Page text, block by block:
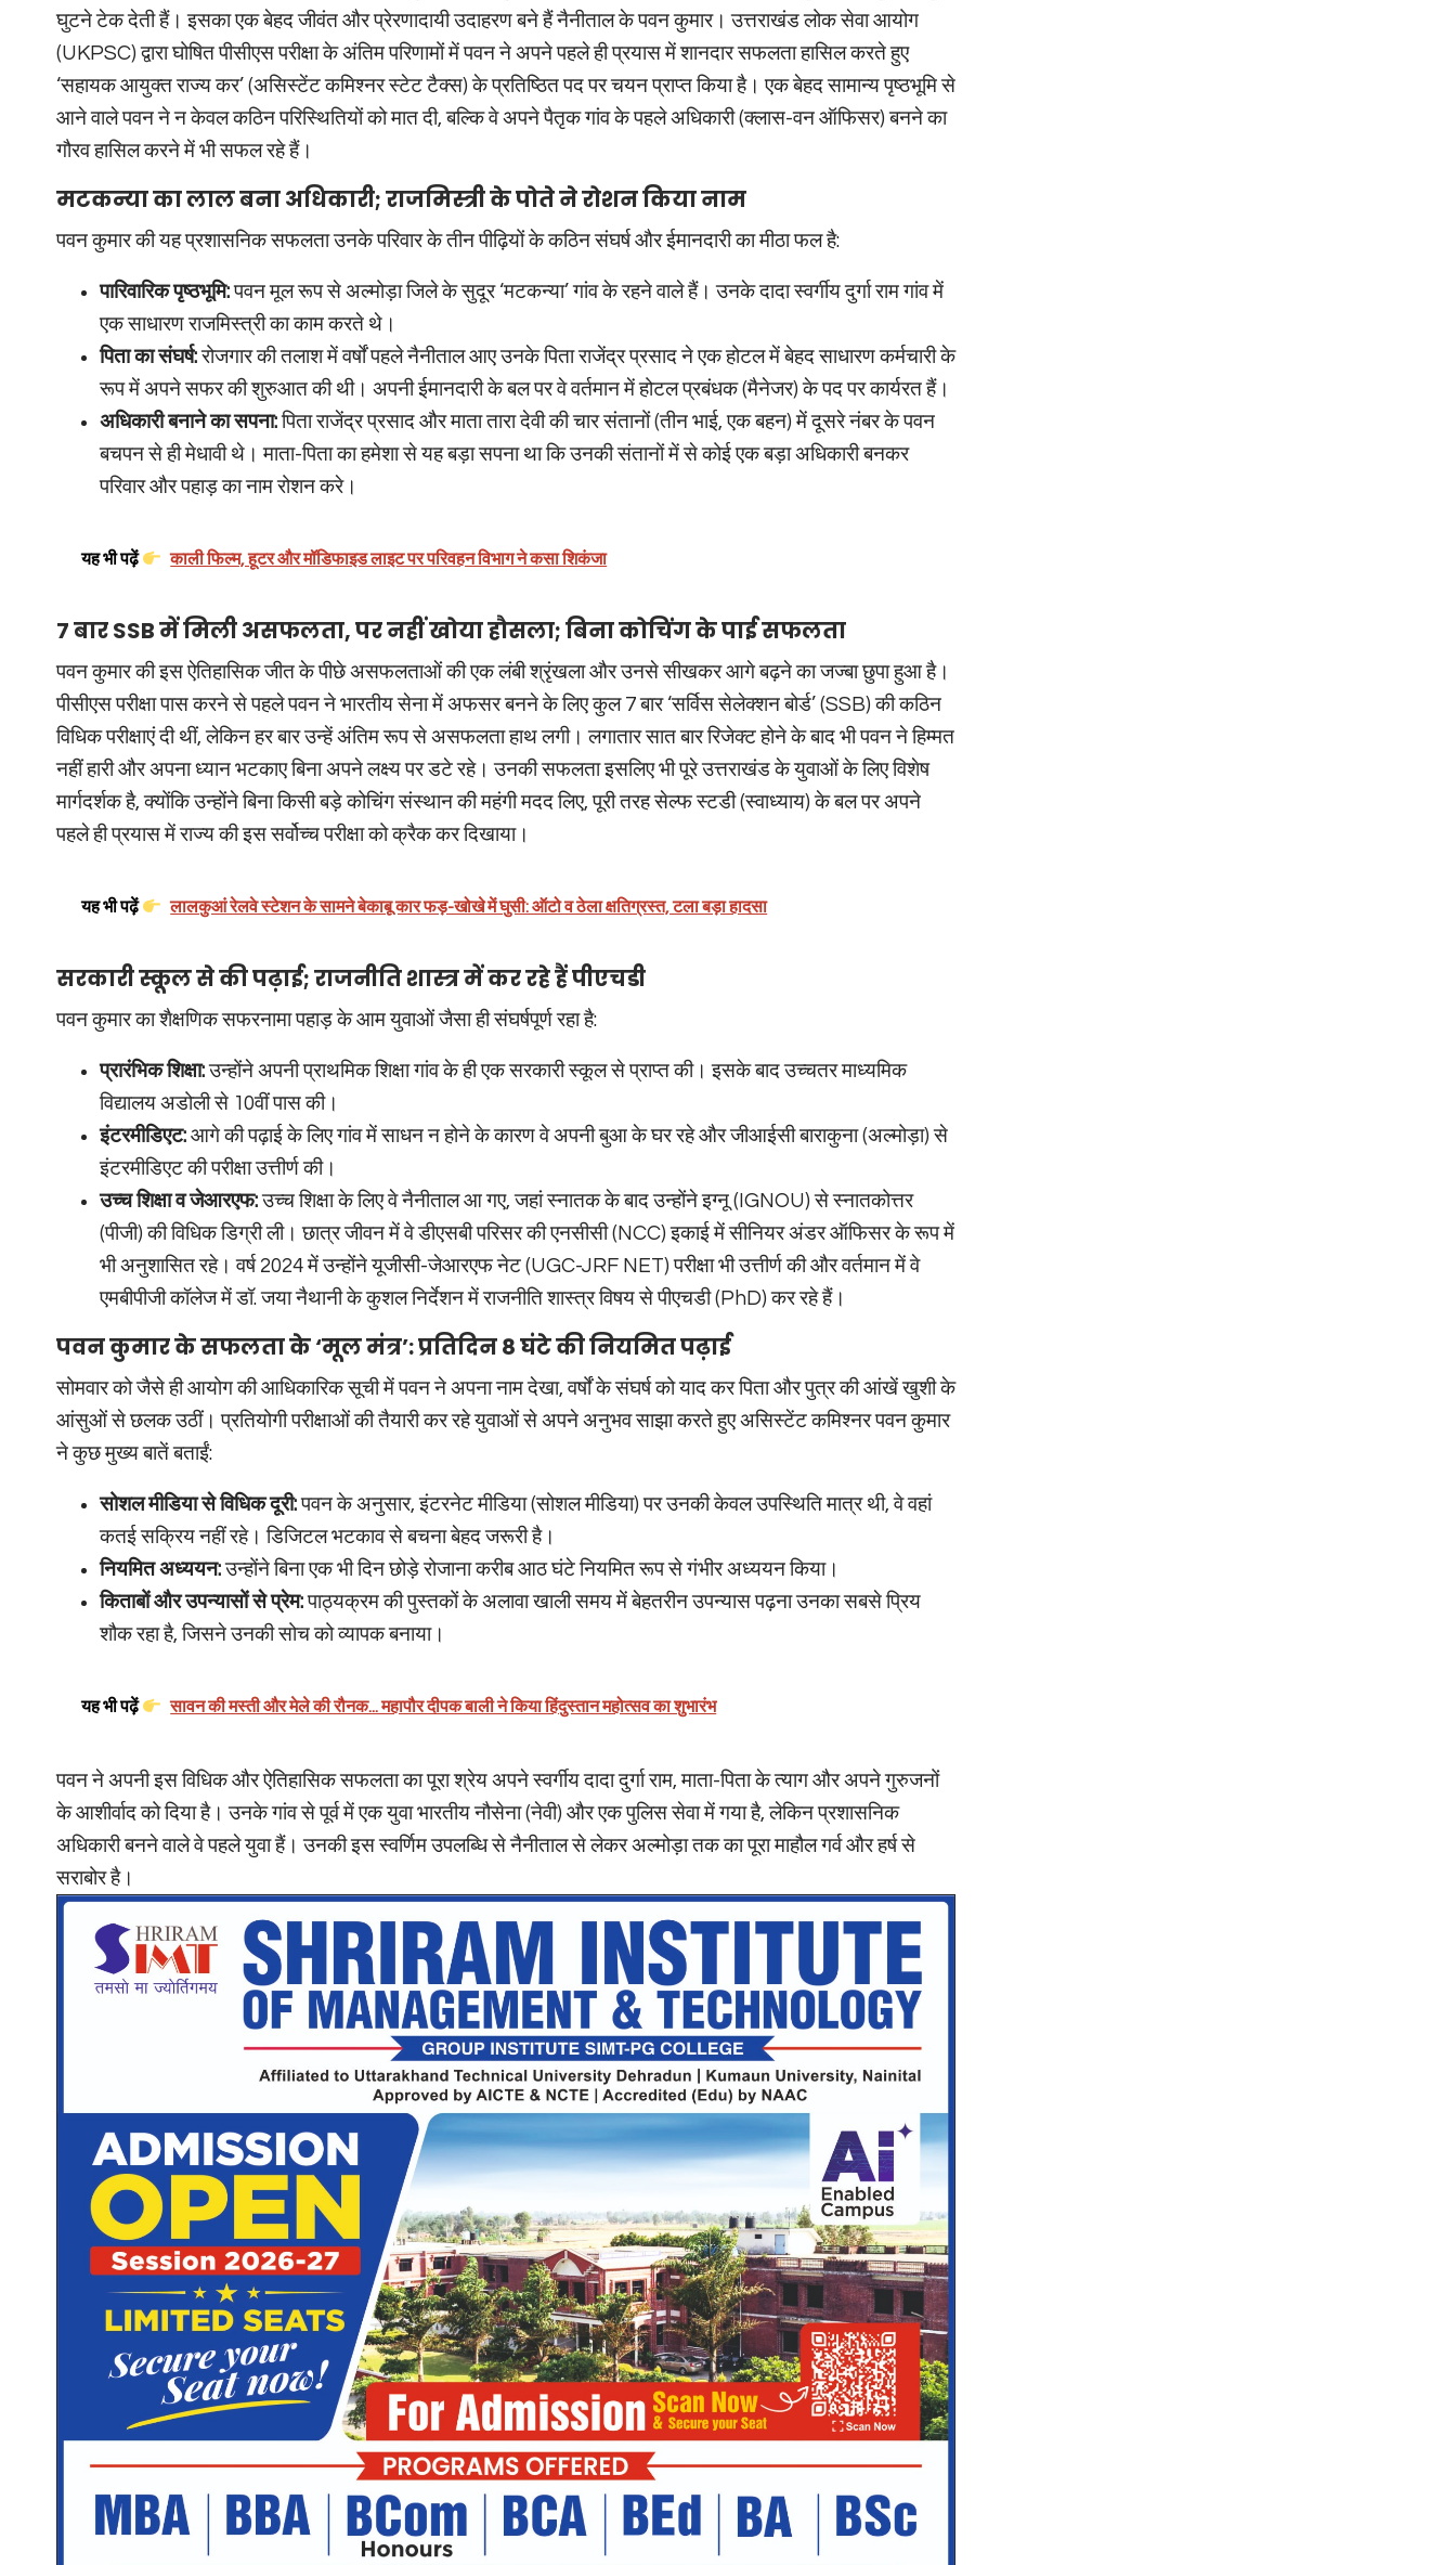
घुटने टेक देती हैं। इसका एक बेहद जीवंत और प्रेरणादायी उदाहरण बने हैं नैनीताल के पवन कुमार। उत्तराखंड लोक सेवा आयोग
(UKPSC) द्वारा घोषित पीसीएस परीक्षा के अंतिम परिणामों में पवन ने अपने पहले ही प्रयास में शानदार सफलता हासिल करते हुए
‘सहायक आयुक्त राज्य कर’ (असिस्टेंट कमिश्नर स्टेट टैक्स) के प्रतिष्ठित पद पर चयन प्राप्त किया है। एक बेहद सामान्य पृष्ठभूमि से
आने वाले पवन ने न केवल कठिन परिस्थितियों को मात दी, बल्कि वे अपने पैतृक गांव के पहले अधिकारी (क्लास-वन ऑफिसर) बनने का
गौरव हासिल करने में भी सफल रहे हैं।
मटकन्या का लाल बना अधिकारी; राजमिस्त्री के पोते ने रोशन किया नाम
पवन कुमार की यह प्रशासनिक सफलता उनके परिवार के तीन पीढ़ियों के कठिन संघर्ष और ईमानदारी का मीठा फल है:
पारिवारिक पृष्ठभूमि:पवन मूल रूप से अल्मोड़ा जिले के सुदूर ‘मटकन्या’ गांव के रहने वाले हैं। उनके दादा स्वर्गीय दुर्गा राम गांव में
एक साधारण राजमिस्त्री का काम करते थे।
पिता का संघर्ष:रोजगार की तलाश में वर्षों पहले नैनीताल आए उनके पिता राजेंद्र प्रसाद ने एक होटल में बेहद साधारण कर्मचारी के
रूप में अपने सफर की शुरुआत की थी। अपनी ईमानदारी के बल पर वे वर्तमान में होटल प्रबंधक (मैनेजर) के पद पर कार्यरत हैं।
अधिकारी बनाने का सपना:पिता राजेंद्र प्रसाद और माता तारा देवी की चार संतानों (तीन भाई, एक बहन) में दूसरे नंबर के पवन
बचपन से ही मेधावी थे। माता-पिता का हमेशा से यह बड़ा सपना था कि उनकी संतानों में से कोई एक बड़ा अधिकारी बनकर
परिवार और पहाड़ का नाम रोशन करे।
यह भी पढ़ें काली फिल्म, हूटर और मॉडिफाइड लाइट पर परिवहन विभाग ने कसा शिकंजा
7 बार SSB में मिली असफलता, पर नहीं खोया हौसला; बिना कोचिंग के पाई सफलता
पवन कुमार की इस ऐतिहासिक जीत के पीछे असफलताओं की एक लंबी श्रृंखला और उनसे सीखकर आगे बढ़ने का जज्बा छुपा हुआ है।
पीसीएस परीक्षा पास करने से पहले पवन ने भारतीय सेना में अफसर बनने के लिए कुल 7 बार ‘सर्विस सेलेक्शन बोर्ड’ (SSB) की कठिन
विधिक परीक्षाएं दी थीं, लेकिन हर बार उन्हें अंतिम रूप से असफलता हाथ लगी। लगातार सात बार रिजेक्ट होने के बाद भी पवन ने हिम्मत
नहीं हारी और अपना ध्यान भटकाए बिना अपने लक्ष्य पर डटे रहे। उनकी सफलता इसलिए भी पूरे उत्तराखंड के युवाओं के लिए विशेष
मार्गदर्शक है, क्योंकि उन्होंने बिना किसी बड़े कोचिंग संस्थान की महंगी मदद लिए, पूरी तरह सेल्फ स्टडी (स्वाध्याय) के बल पर अपने
पहले ही प्रयास में राज्य की इस सर्वोच्च परीक्षा को क्रैक कर दिखाया।
यह भी पढ़ें लालकुआं रेलवे स्टेशन के सामने बेकाबू कार फड़-खोखे में घुसी: ऑटो व ठेला क्षतिग्रस्त, टला बड़ा हादसा
सरकारी स्कूल से की पढ़ाई; राजनीति शास्त्र में कर रहे हैं पीएचडी
पवन कुमार का शैक्षणिक सफरनामा पहाड़ के आम युवाओं जैसा ही संघर्षपूर्ण रहा है:
प्रारंभिक शिक्षा:उन्होंने अपनी प्राथमिक शिक्षा गांव के ही एक सरकारी स्कूल से प्राप्त की। इसके बाद उच्चतर माध्यमिक
विद्यालय अडोली से 10वीं पास की।
इंटरमीडिएट: आगे की पढ़ाई के लिए गांव में साधन न होने के कारण वे अपनी बुआ के घर रहे और जीआईसी बाराकुना (अल्मोड़ा) से
इंटरमीडिएट की परीक्षा उत्तीर्ण की।
उच्च शिक्षा व जेआरएफ:उच्च शिक्षा के लिए वे नैनीताल आ गए, जहां स्नातक के बाद उन्होंने इग्नू (IGNOU) से स्नातकोत्तर
(पीजी) की विधिक डिग्री ली। छात्र जीवन में वे डीएसबी परिसर की एनसीसी (NCC) इकाई में सीनियर अंडर ऑफिसर के रूप में
भी अनुशासित रहे। वर्ष 2024 में उन्होंने यूजीसी-जेआरएफ नेट (UGC-JRF NET) परीक्षा भी उत्तीर्ण की और वर्तमान में वे
एमबीपीजी कॉलेज में डॉ. जया नैथानी के कुशल निर्देशन में राजनीति शास्त्र विषय से पीएचडी (PhD) कर रहे हैं।
पवन कुमार के सफलता के ‘मूल मंत्र’: प्रतिदिन 8 घंटे की नियमित पढ़ाई
सोमवार को जैसे ही आयोग की आधिकारिक सूची में पवन ने अपना नाम देखा, वर्षों के संघर्ष को याद कर पिता और पुत्र की आंखें खुशी के
आंसुओं से छलक उठीं। प्रतियोगी परीक्षाओं की तैयारी कर रहे युवाओं से अपने अनुभव साझा करते हुए असिस्टेंट कमिश्नर पवन कुमार
ने कुछ मुख्य बातें बताईं:
सोशल मीडिया से विधिक दूरी:पवन के अनुसार, इंटरनेट मीडिया (सोशल मीडिया) पर उनकी केवल उपस्थिति मात्र थी, वे वहां
कतई सक्रिय नहीं रहे। डिजिटल भटकाव से बचना बेहद जरूरी है।
नियमित अध्ययन:उन्होंने बिना एक भी दिन छोड़े रोजाना करीब आठ घंटे नियमित रूप से गंभीर अध्ययन किया।
किताबों और उपन्यासों से प्रेम:पाठ्यक्रम की पुस्तकों के अलावा खाली समय में बेहतरीन उपन्यास पढ़ना उनका सबसे प्रिय
शौक रहा है, जिसने उनकी सोच को व्यापक बनाया।
यह भी पढ़ें सावन की मस्ती और मेले की रौनक... महापौर दीपक बाली ने किया हिंदुस्तान महोत्सव का शुभारंभ
पवन ने अपनी इस विधिक और ऐतिहासिक सफलता का पूरा श्रेय अपने स्वर्गीय दादा दुर्गा राम, माता-पिता के त्याग और अपने गुरुजनों
के आशीर्वाद को दिया है। उनके गांव से पूर्व में एक युवा भारतीय नौसेना (नेवी) और एक पुलिस सेवा में गया है, लेकिन प्रशासनिक
अधिकारी बनने वाले वे पहले युवा हैं। उनकी इस स्वर्णिम उपलब्धि से नैनीताल से लेकर अल्मोड़ा तक का पूरा माहौल गर्व और हर्ष से
सराबोर है।